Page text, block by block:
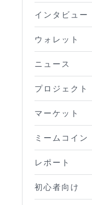
インタビュー
ウォレット
ニュース
プロジェクト
マーケット
ミームコイン
レポート
初心者向け